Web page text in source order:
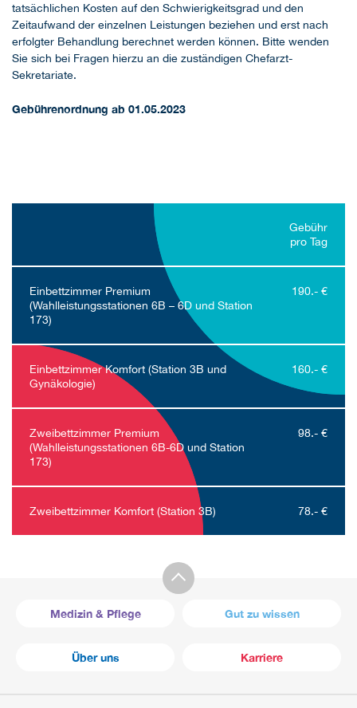
tatsächlichen Kosten auf den Schwierigkeitsgrad und den
Zeitaufwand der einzelnen Leistungen beziehen und erst nach
erfolgter Behandlung berechnet werden können. Bitte wenden
Sie sich bei Fragen hierzu an die zuständigen Chefarzt-
Sekretariate.
Gebührenordnung ab 01.05.2023
Gebühr
pro Tag
Einbettzimmer Premium
(Wahlleistungsstationen 6B – 6D und Station
173)
190.- €
Einbettzimmer Komfort (Station 3B und
Gynäkologie)
160.- €
Zweibettzimmer Premium
(Wahlleistungsstationen 6B-6D und Station
173)
98.- €
Zweibettzimmer Komfort (Station 3B) 78.- €
Medizin & Pflege Gut zu wissen
Über uns Karriere